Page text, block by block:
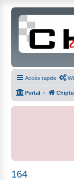
Accès rapide
Portal
164